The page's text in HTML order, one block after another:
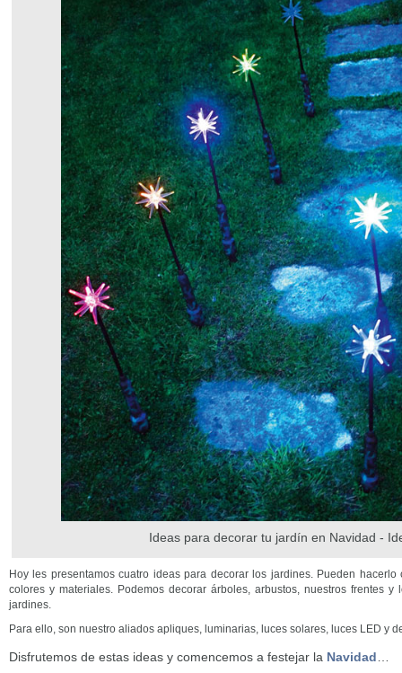
Ideas para decorar tu jardín en Navidad -
Hoy les presentamos cuatro ideas para decorar los jardines. Pueden
colores y materiales. Podemos decorar árboles, arbustos, nuestros frentes
jardines.
Para ello, son nuestro aliados apliques, luminarias, luces solares, luces LED y
Disfrutemos de estas ideas y comencemos a festejar la Navidad